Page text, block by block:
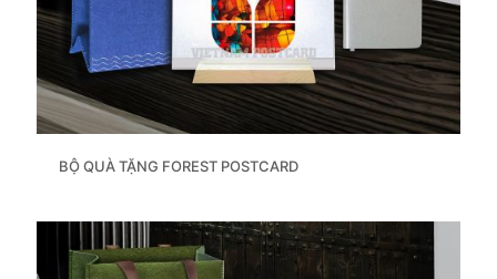
BỘ QUÀ TẶNG FOREST POSTCARD